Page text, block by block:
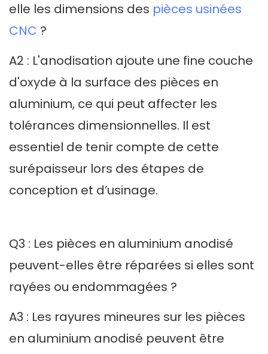
elle les dimensions des pièces usinées
CNC ?
A2 : L'anodisation ajoute une fine couche
d'oxyde à la surface des pièces en
aluminium, ce qui peut affecter les
tolérances dimensionnelles. Il est
essentiel de tenir compte de cette
surépaisseur lors des étapes de
conception et d’usinage.
Q3 : Les pièces en aluminium anodisé
peuvent-elles être réparées si elles sont
rayées ou endommagées ?
A3 : Les rayures mineures sur les pièces
en aluminium anodisé peuvent être